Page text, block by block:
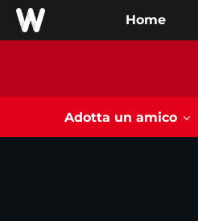
Home
Adotta un amico